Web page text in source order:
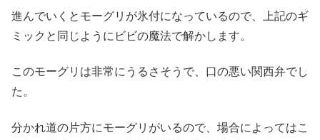
進んでいくとモーグリが氷付になっているので、上記のギ
ミックと同じようにビビの魔法で解かします。
このモーグリは非常にうるさそうで、口の悪い関西弁でし
た。
分かれ道の片方にモーグリがいるので、場合によってはこ